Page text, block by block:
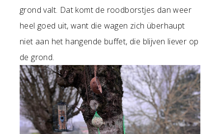
grond valt. Dat komt de roodborstjes dan weer
heel goed uit, want die wagen zich überhaupt
niet aan het hangende buffet, die blijven liever op
de grond.